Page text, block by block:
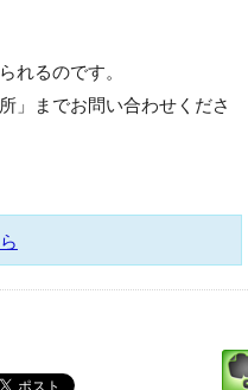
れるのです。
」までお問い合わせくださ